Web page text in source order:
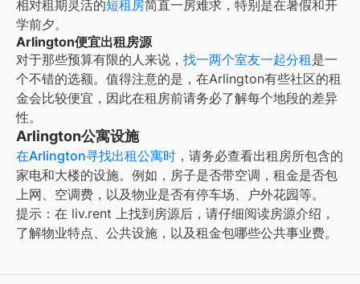
相对租期灵活的短租房简直一房难求，特别是在暑假和开
学前夕。
Arlington便宜出租房源
对于那些预算有限的人来说， 找一两个室友一起分租是一
个不错的选额。值得注意的是，在Arlington有些社区的租
金会比较便宜，因此在租房前请务必了解每个地段的差异
性。
Arlington公寓设施
在Arlington寻找出租公寓时 ，请务必查看出租房所包含的
家电和大楼的设施。例如，房子是否带空调，租金是否包
上网、空调费，以及物业是否有停车场、户外花园等。
提示：在 liv.rent 上找到房源后，请仔细阅读房源介绍，
了解物业特点、公共设施，以及租金包哪些公共事业费。